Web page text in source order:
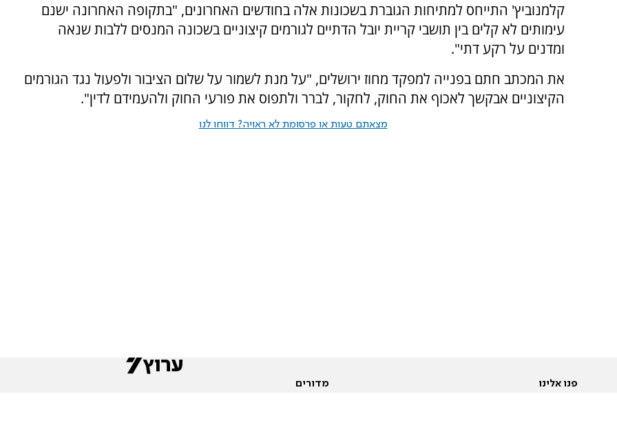
קלמנוביץ' התייחס למתיחות הגוברת בשכונות אלה בחודשים האחרונים, "בתקופה האחרונה ישנם
עימותים לא קלים בין תושבי קריית יובל הדתיים לגורמים קיצוניים בשכונה המנסים ללבות שנאה
ומדנים על רקע דתי".
את המכתב חתם בפנייה למפקד מחוז ירושלים, "על מנת לשמור על שלום הציבור ולפעול נגד הגורמים
הקיצוניים אבקשך לאכוף את החוק, לחקור, לברר ולתפוס את פורעי החוק ולהעמידם לדין".
מצאתם טעות או פרסומת לא ראויה? דווחו לנו
פנו אלינו מדורים